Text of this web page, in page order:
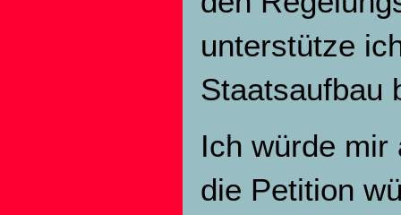
unterstütze
Staatsaufbau
Ich würde mir
die Petition